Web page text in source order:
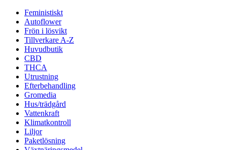
Feministiskt
Autoflower
Frön i lösvikt
Tillverkare A-Z
Huvudbutik
CBD
THCA
Utrustning
Efterbehandling
Gromedia
Hus/trädgård
Vattenkraft
Klimatkontroll
Liljor
Paketlösning